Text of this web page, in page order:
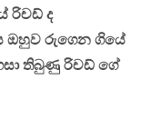
රිචඩ් ද
ඔහුව රුගෙන ගියේ
තිබුණු රිචඩ් ගේ